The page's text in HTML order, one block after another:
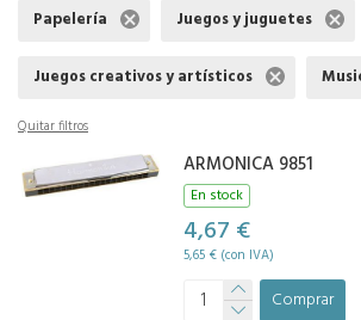
Papelería Juegos y juguetes
Juegos creativos y artísticos
Quitar filtros
ARMONICA 9851
En stock
4,67 €
5,65 € (con IVA)
Comprar